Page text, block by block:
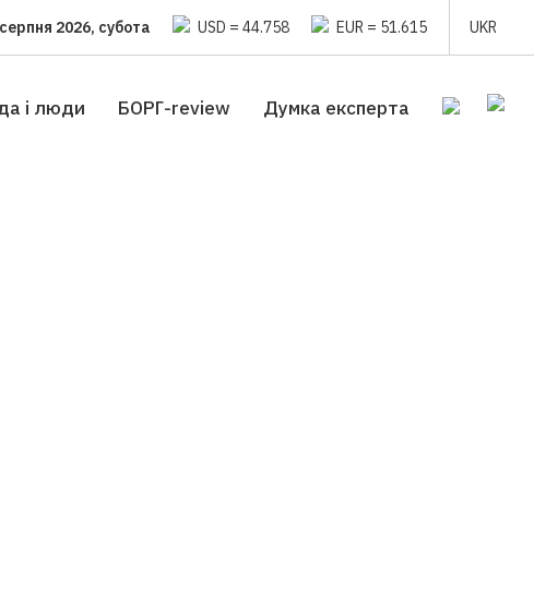
2026, субота USD = 44.758 EUR = 51.615 UKR
i люди БОРГ-review Думка експерта